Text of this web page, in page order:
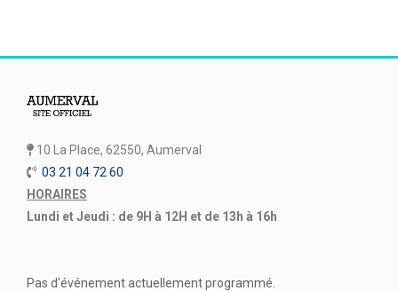
10 La Place, 62550, Aumerval
03 21 04 72 60
HORAIRES
Lundi et Jeudi : de 9H à 12H et de 13h à 16h
Pas d'événement actuellement programmé.